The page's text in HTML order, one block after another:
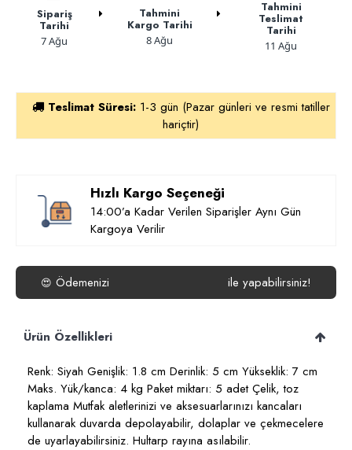
Sipariş
Tarihi
7 Ağu
Tahmini
Kargo Tarihi
8 Ağu
Tahmini
Teslimat
Tarihi
11 Ağu
Teslimat Süresi: 1-3 gün (Pazar günleri ve resmi tatiller
hariçtir)
Hızlı Kargo Seçeneği
14:00’a Kadar Verilen Siparişler Aynı Gün
Kargoya Verilir
😍 Ödemenizi ile yapabilirsiniz!
Ürün Özellikleri
Renk: Siyah Genişlik: 1.8 cm Derinlik: 5 cm Yükseklik: 7 cm
Maks. Yük/kanca: 4 kg Paket miktarı: 5 adet Çelik, toz
kaplama Mutfak aletlerinizi ve aksesuarlarınızı kancaları
kullanarak duvarda depolayabilir, dolaplar ve çekmecelere
de uyarlayabilirsiniz. Hultarp rayına asılabilir.